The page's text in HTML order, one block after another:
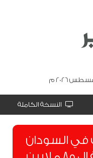
النسخة الكاملة
في السودان